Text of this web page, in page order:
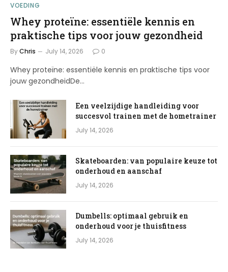
VOEDING
Whey proteïne: essentiële kennis en
praktische tips voor jouw gezondheid
ByChris July 14, 2026 0
Whey proteïne: essentiële kennis en praktische tips voor
jouw gezondheidDe…
Een veelzijdige handleiding voor
succesvol trainen met de hometrainer
July 14, 2026
Skateboarden: van populaire keuze tot
onderhoud en aanschaf
July 14, 2026
Dumbells: optimaal gebruik en
onderhoud voor je thuisfitness
July 14, 2026